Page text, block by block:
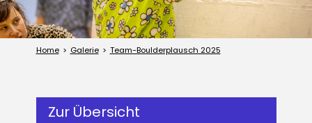
Home Galerie Team-Boulderplausch 2025
Zur Übersicht